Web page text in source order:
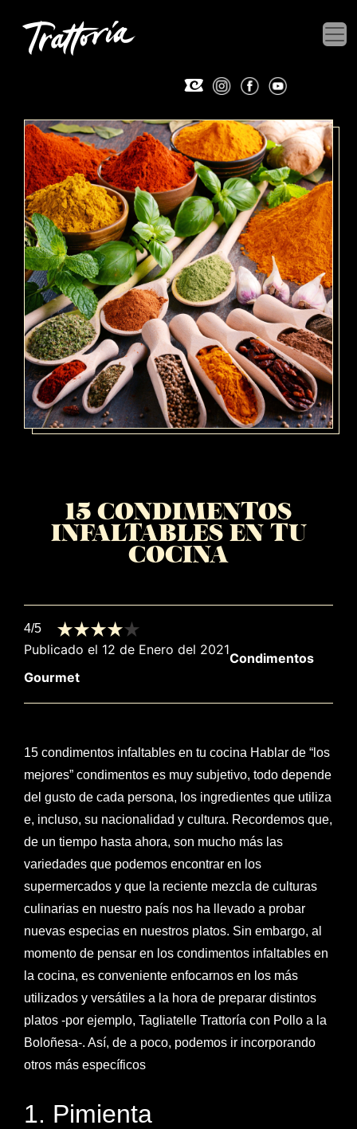
15 CONDIMENTOS
INFALTABLES EN TU
COCINA
4/5
Publicado el 12 de Enero del 2021
Condimentos
Gourmet
15 condimentos infaltables en tu cocina Hablar de “los
mejores” condimentos es muy subjetivo, todo depende
del gusto de cada persona, los ingredientes que utiliza
e, incluso, su nacionalidad y cultura. Recordemos que,
de un tiempo hasta ahora, son mucho más las
variedades que podemos encontrar en los
supermercados y que la reciente mezcla de culturas
culinarias en nuestro país nos ha llevado a probar
nuevas especias en nuestros platos. Sin embargo, al
momento de pensar en los condimentos infaltables en
la cocina, es conveniente enfocarnos en los más
utilizados y versátiles a la hora de preparar distintos
platos -por ejemplo, Tagliatelle Trattoría con Pollo a la
Boloñesa-. Así, de a poco, podemos ir incorporando
otros más específicos
1. Pimienta